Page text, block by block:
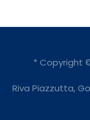
* Copyright
Riva Piazzutta,